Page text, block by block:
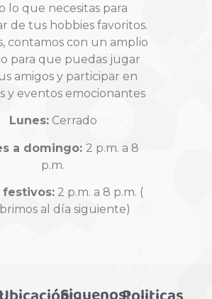
lo que necesitas para
de tus hobbies favoritos.
contamos con un amplio
para que puedas jugar
amigos y participar en
y eventos emocionantes
Lunes:Cerrado
a domingo: 2 p.m. a 8
p.m.
festivos: 2 p.m. a 8 p.m. (
al día siguiente)